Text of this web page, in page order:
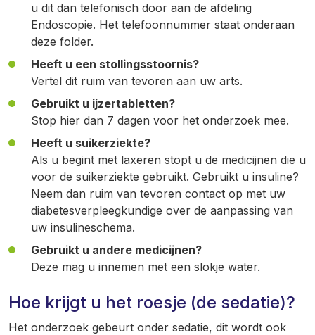
u dit dan telefonisch door aan de afdeling
Endoscopie. Het telefoonnummer staat onderaan
deze folder.
Heeft u een stollingsstoornis?
Vertel dit ruim van tevoren aan uw arts.
Gebruikt u ijzertabletten?
Stop hier dan 7 dagen voor het onderzoek mee.
Heeft u suikerziekte?
Als u begint met laxeren stopt u de medicijnen die u
voor de suikerziekte gebruikt. Gebruikt u insuline?
Neem dan ruim van tevoren contact op met uw
diabetesverpleegkundige over de aanpassing van
uw insulineschema.
Gebruikt u andere medicijnen?
Deze mag u innemen met een slokje water.
Hoe krijgt u het roesje (de sedatie)?
Het onderzoek gebeurt onder sedatie, dit wordt ook